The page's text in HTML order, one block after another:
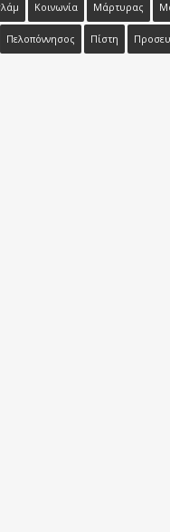
Κοινωνία Μάρτυρας
Πελοπόννησος Πίστη